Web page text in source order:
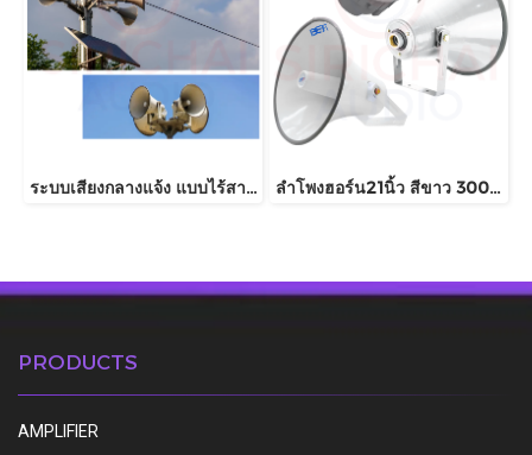
ระบบเสียงกลางแจ้ง แบบไร้สาย ลำโพงฮอร์นพลังงานแสงอาทิตย์ HORN SOLAR CELL ลำโพงฮอร์น21นิ้ว สีขาว 300วัตต์ BEST รุ่น AH21 AU300
PRODUCTS
AMPLIFIER